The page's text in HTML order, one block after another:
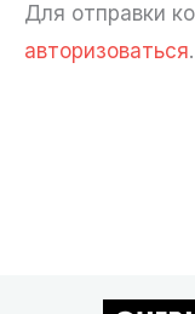
Для отправки
авторизоваться.